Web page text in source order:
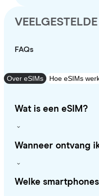
FAQs
Over eSIMs Hoe eSIMs
Wat is een eSIM?
Wanneer ontvang
Welke